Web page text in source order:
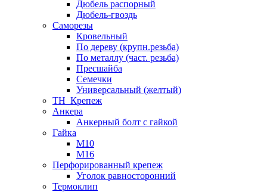
Дюбель распорный
Дюбель-гвоздь
Саморезы
Кровельный
По дереву (крупн.резьба)
По металлу (част. резьба)
Пресшайба
Семечки
Универсальный (желтый)
ТН_Крепеж
Анкера
Анкерный болт с гайкой
Гайка
М10
М16
Перфорированный крепеж
Уголок равносторонний
Термоклип